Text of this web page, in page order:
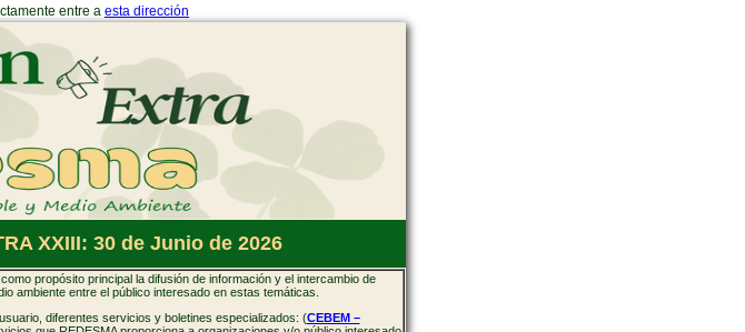
entre a esta dirección
XXIII: 30 de Junio de 2026
como propósito principal la difusión de información y el intercambio de
ambiente entre el público interesado en estas temáticas.
diferentes servicios y boletines especializados: (CEBEM –